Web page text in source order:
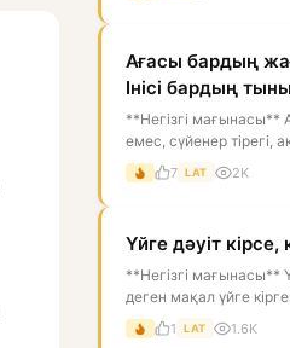
Ағасы бардың
Інісі бардың
**Негізгі мағынасы**
емес, сүйенер тірегі,
болады. «Жағасы бар»
7 LAT 2K
Үйге дәуіт кірсе,
**Негізгі мағынасы**
деген мақал үйге
жәндікті жақсылықтың
1 LAT 1.6K